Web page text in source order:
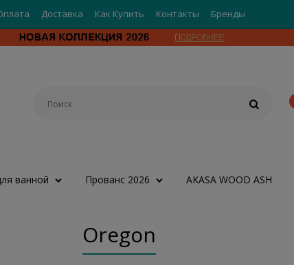
Доставка Как Купить Контакты Бренды
ванной Прованс 2026 AKASA WOOD ASH
Oregon